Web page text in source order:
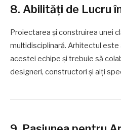
8. Abilități de Lucru
Proiectarea și construirea unei
multidisciplinară. Arhitectul
acestei echipe și trebuie să
designeri, constructori și alți